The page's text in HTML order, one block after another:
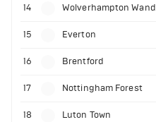
14 Wolverhampton
15 Everton
16 Brentford
17 Nottingham Forest
18 Luton Town